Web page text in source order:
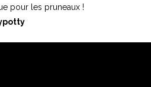
pour les pruneaux !